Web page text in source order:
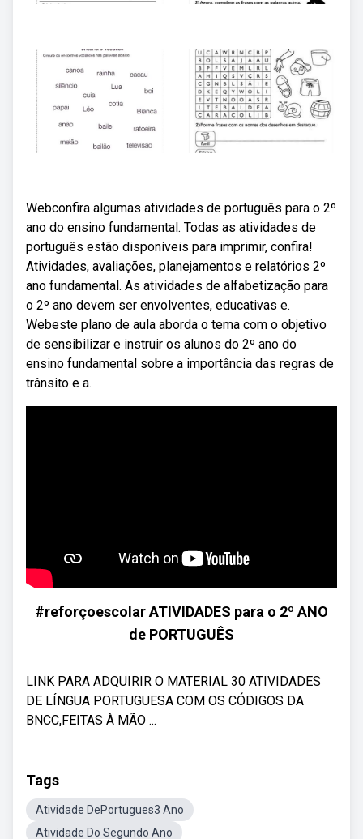
Webconfira algumas atividades de português para o 2º
ano do ensino fundamental. Todas as atividades de
português estão disponíveis para imprimir, confira!
Atividades, avaliações, planejamentos e relatórios 2º
ano fundamental. As atividades de alfabetização para
o 2º ano devem ser envolventes, educativas e.
Webeste plano de aula aborda o tema com o objetivo
de sensibilizar e instruir os alunos do 2º ano do
ensino fundamental sobre a importância das regras de
trânsito e a.
#reforçoescolar ATIVIDADES para o 2º ANO
de PORTUGUÊS
LINK PARA ADQUIRIR O MATERIAL 30 ATIVIDADES
DE LÍNGUA PORTUGUESA COM OS CÓDIGOS DA
BNCC,FEITAS À MÃO ...
Tags
Atividade DePortugues3 Ano
Atividade Do Segundo Ano